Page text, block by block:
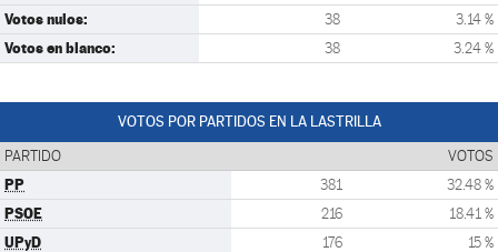
Votos nulos: 38 3.14 %
Votos en blanco: 38 3.24 %
VOTOS POR PARTIDOS EN LA LASTRILLA
PARTIDO VOTOS
PP 381 32.48 %
PSOE 216 18.41 %
UPyD 176 15 %